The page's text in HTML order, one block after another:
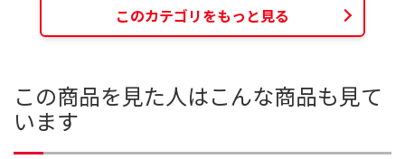
このカテゴリをもっと見る
この商品を見た人はこんな商品も見て
います